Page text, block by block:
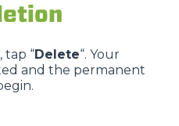
tap “Delete“. Your
and the permanent